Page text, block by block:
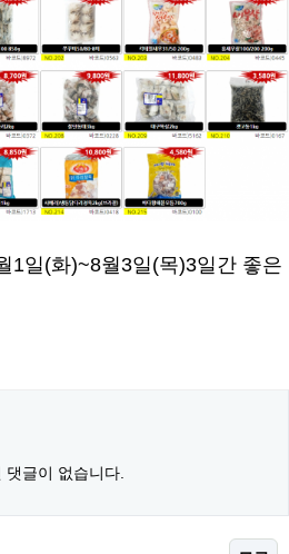
1일(화)~8월3일(목)3일간 좋은
댓글이 없습니다.